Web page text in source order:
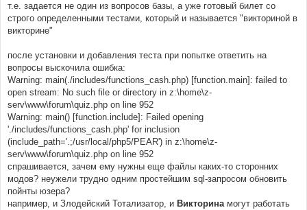
т.е. задается не один из вопросов базы, а уже готовый билет со
строго определенными тестами, который и называется "викториной в
викторине"
после установки и добавления теста при попытке ответить на
вопросы выскочила ошибка:
Warning: main(./includes/functions_cash.php) [function.main]: failed to
open stream: No such file or directory in z:\home\z-
serv\www\forum\quiz.php on line 952
Warning: main() [function.include]: Failed opening
'./includes/functions_cash.php' for inclusion
(include_path='.;/usr/local/php5/PEAR') in z:\home\z-
serv\www\forum\quiz.php on line 952
спрашивается, зачем ему нужны еще файлы каких-то сторонних
модов? неужели трудно одним простейшим sql-запросом обновить
пойнты юзера?
например, и Злодейский Тотализатор, и Викторинамогут работать